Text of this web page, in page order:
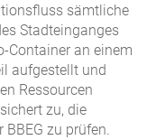
sämtliche
Stadteinganges
Container an einem
aufgestellt und
Ressourcen
zu, die
zu prüfen.